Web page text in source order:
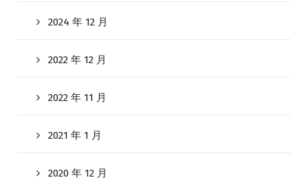
2024 年 12 月
2022 年 12 月
2022 年 11 月
2021 年 1 月
2020 年 12 月